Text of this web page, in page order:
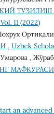
ТУЗИЛИШ
11 (2022)
, Uzbek
Умарова ,
an